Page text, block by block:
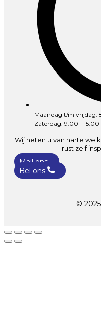
Maandag t/m vrijdag:
Zaterdag: 9.00 -
Wij heten u van harte
rust zelf
Mail ons
Bel ons
© 2025